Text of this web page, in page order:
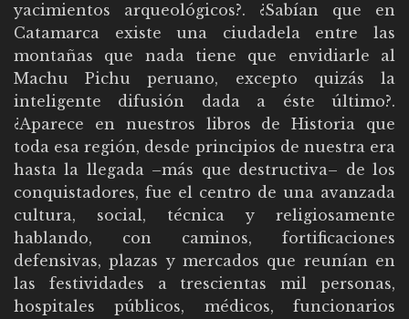
yacimientos arqueológicos?. ¿Sabían que en
Catamarca existe una ciudadela entre las
montañas que nada tiene que envidiarle al
Machu Pichu peruano, excepto quizás la
inteligente difusión dada a éste último?.
¿Aparece en nuestros libros de Historia que
toda esa región, desde principios de nuestra era
hasta la llegada –más que destructiva– de los
conquistadores, fue el centro de una avanzada
cultura, social, técnica y religiosamente
hablando, con caminos, fortificaciones
defensivas, plazas y mercados que reunían en
las festividades a trescientas mil personas,
hospitales públicos, médicos, funcionarios